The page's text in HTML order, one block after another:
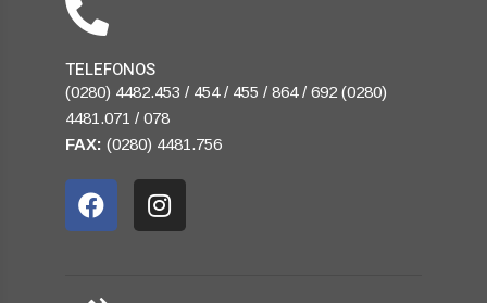
TELEFONOS
(0280) 4482.453 / 454 / 455 / 864 / 692 (0280)
4481.071 / 078
FAX: (0280) 4481.756